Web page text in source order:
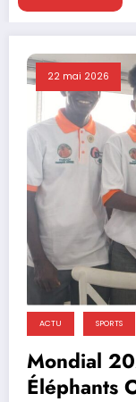
22 mai 2026
ACTU SPORTS
Mondial
Éléphants